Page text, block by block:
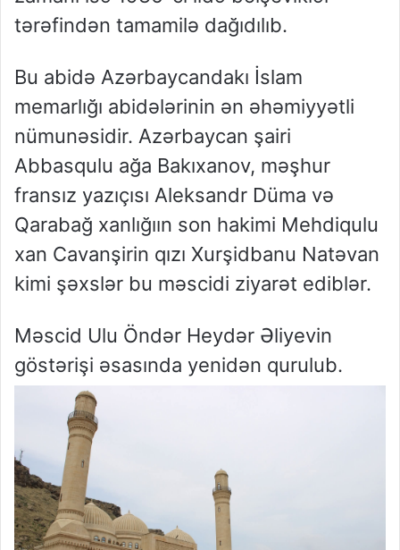
tərəfindən tamamilə dağıdılıb.
Bu abidə Azərbaycandakı İslam
memarlığı abidələrinin ən əhəmiyyətli
nümunəsidir. Azərbaycan şairi
Abbasqulu ağa Bakıxanov, məşhur
fransız yazıçısı Aleksandr Düma və
Qarabağ xanlığıın son hakimi Mehdiqulu
xan Cavanşirin qızı Xurşidbanu Natəvan
kimi şəxslər bu məscidi ziyarət ediblər.
Məscid Ulu Öndər Heydər Əliyevin
göstərişi əsasında yenidən qurulub.